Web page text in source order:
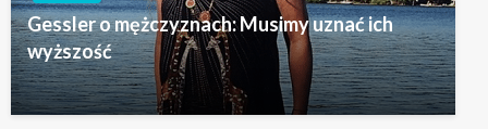
Gessler o mężczyznach: Musimy uznać ich
wyższość